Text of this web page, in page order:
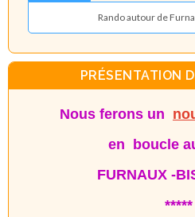
Rando autour de
PRÉSENTATION
Nous ferons un
en boucle
FURNAUX -
*****